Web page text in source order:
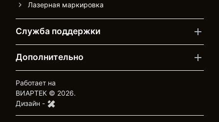
Лазерная маркировка
Служба поддержки
Дополнительно
Работает на
ВИАРТЕК © 2026.
Дизайн -